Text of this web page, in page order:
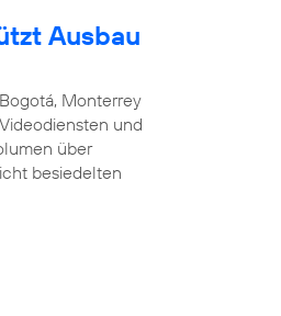
Ausbau
Monterrey
und
über
besiedelten